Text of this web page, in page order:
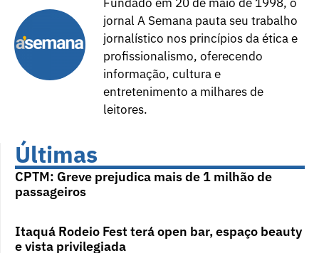
jornal A Semana pauta seu trabalho
jornalístico nos princípios da ética e
profissionalismo, oferecendo
informação, cultura e
entretenimento a milhares de
leitores.
Últimas
CPTM: Greve prejudica mais de 1 milhão de
passageiros
Itaquá Rodeio Fest terá open bar, espaço beauty
e vista privilegiada